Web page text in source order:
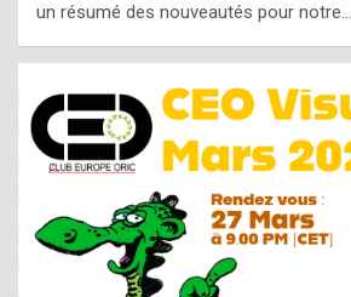
n
u
i
n
e
R
o
un résumé des nouveautés pour notre…